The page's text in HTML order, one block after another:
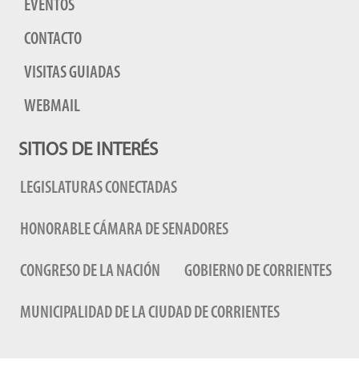
EVENTOS
CONTACTO
VISITAS GUIADAS
WEBMAIL
SITIOS DE INTERÉS
LEGISLATURAS CONECTADAS
HONORABLE CÁMARA DE SENADORES
CONGRESO DE LA NACIÓN GOBIERNO DE CORRIENTES
MUNICIPALIDAD DE LA CIUDAD DE CORRIENTES